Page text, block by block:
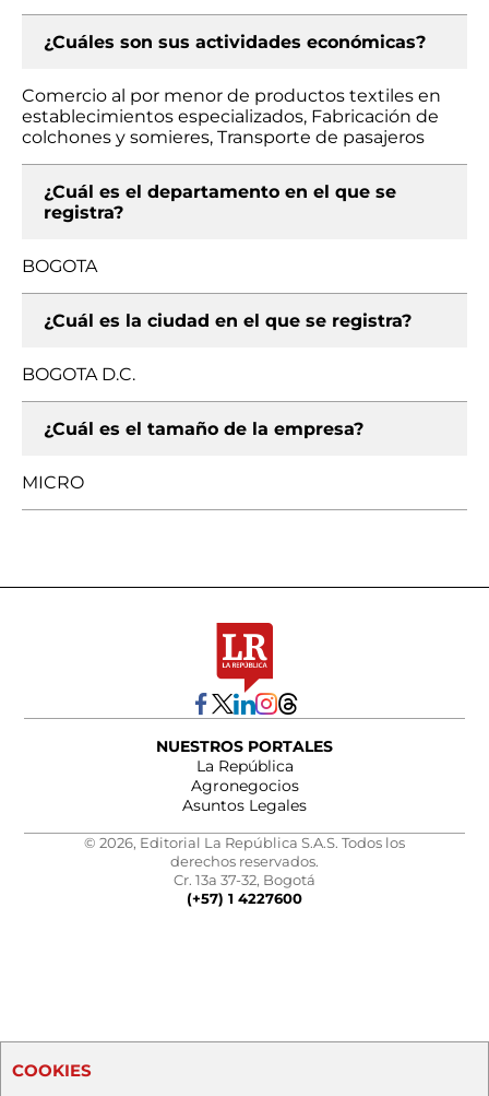
¿Cuáles son sus actividades económicas?
Comercio al por menor de productos textiles en
establecimientos especializados, Fabricación de
colchones y somieres, Transporte de pasajeros
¿Cuál es el departamento en el que se
registra?
BOGOTA
¿Cuál es la ciudad en el que se registra?
BOGOTA D.C.
¿Cuál es el tamaño de la empresa?
MICRO
NUESTROS PORTALES
La República
Agronegocios
Asuntos Legales
© 2026, Editorial La República S.A.S. Todos los
derechos reservados.
Cr. 13a 37-32, Bogotá
(+57) 1 4227600
COOKIES